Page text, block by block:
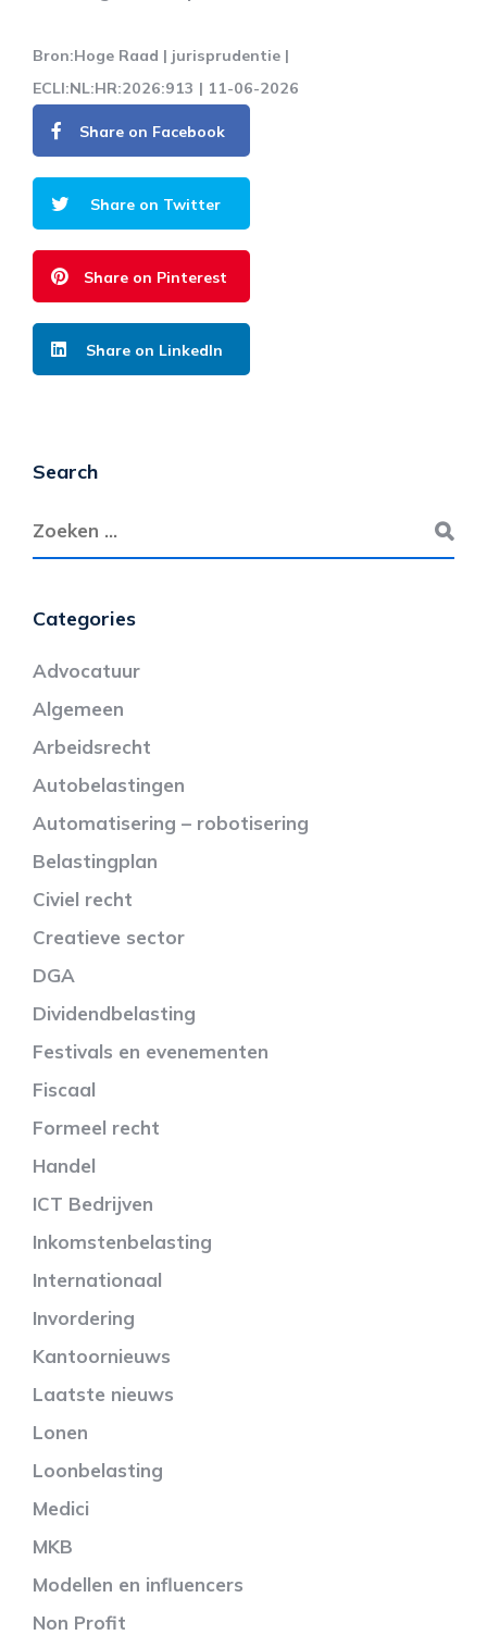
Bron:Hoge Raad | jurisprudentie |
ECLI:NL:HR:2026:913 | 11-06-2026
Share on Facebook
Share on Twitter
Share on Pinterest
Share on LinkedIn
Search
Categories
Advocatuur
Algemeen
Arbeidsrecht
Autobelastingen
Automatisering – robotisering
Belastingplan
Civiel recht
Creatieve sector
DGA
Dividendbelasting
Festivals en evenementen
Fiscaal
Formeel recht
Handel
ICT Bedrijven
Inkomstenbelasting
Internationaal
Invordering
Kantoornieuws
Laatste nieuws
Lonen
Loonbelasting
Medici
MKB
Modellen en influencers
Non Profit